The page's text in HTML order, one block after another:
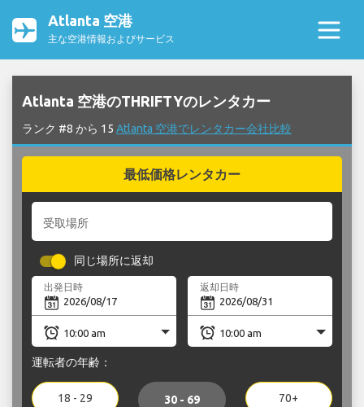
Atlanta 空港
主な空港情報およびサービス
Atlanta 空港のTHRIFTYのレンタカー
ランク #8 から 15 Atlanta 空港でレンタカー会社比較
最低価格レンタカー
受取場所
同じ場所に返却
出発日時 返却日時
運転者の年齢：
18 - 29 30 - 69 70+